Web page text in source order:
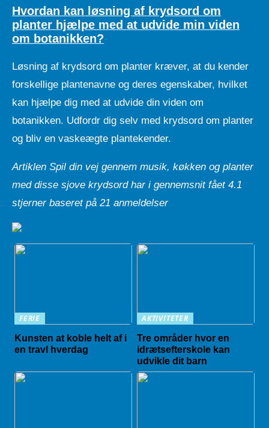
Hvordan kan løsning af krydsord om
planter hjælpe med at udvide min viden
om botanikken?
Løsning af krydsord om planter kræver, at du kender
forskellige plantenavne og deres egenskaber, hvilket
kan hjælpe dig med at udvide din viden om
botanikken. Udfordr dig selv med krydsord om planter
og bliv en vaskeægte plantekender.
Artiklen Spil din vej gennem musik, køkken og planter
med disse sjove krydsord har i gennemsnit fået 4.1
stjerner baseret på 21 anmeldelser
FERIE
Kunsten at koble helt af i
en travl hverdag
AKTIVITETER
Tre områder hvor en
idrætsefterskole kan
udvikle dit barn